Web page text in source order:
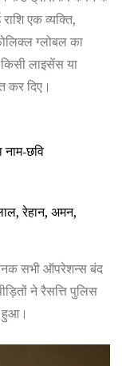
एक व्यक्ति,
ग्लोबल का
लाइसेंस या
कर दिए।
रेहान, अमन,
सभी ऑपरेशन्स बंद
ने रैसत्ति पुलिस
हुआ।